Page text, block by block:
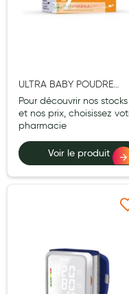
ULTRA BABY POUDRE
STICK 14
Pour découvrir nos stocks
et nos prix, choisissez
pharmacie
Voir le produit
Ajouter à ma